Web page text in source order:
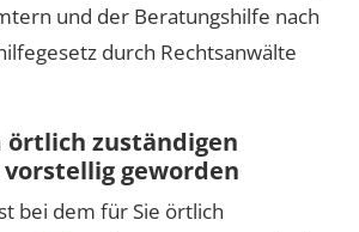
und der Beratungshilfe nach
durch Rechtsanwälte
örtlich zuständigen
geworden
bei dem für Sie örtlich